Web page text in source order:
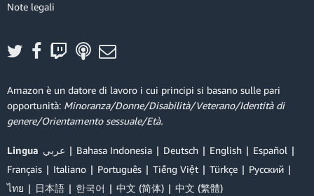
Note legali
Amazon è un datore di lavoro i cui principi si basano sulle pari
opportunità: Minoranza/Donne/Disabilità/Veterano/Identità di
genere/Orientamento sessuale/Età.
Lingua عربي Bahasa Indonesia Deutsch English
Español
Français
Italiano Português Tiếng Việt Türkçe
Ρусский
ไทย
日本語 한국어 中文 (简体) 中文 (繁體)